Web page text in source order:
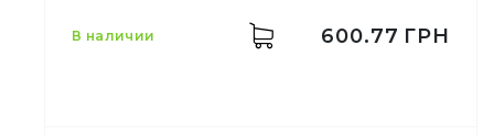
в наличии 600.77 ГРН